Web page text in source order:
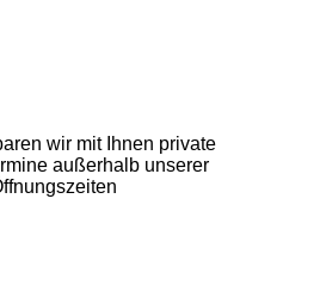
wir mit Ihnen private
außerhalb unserer